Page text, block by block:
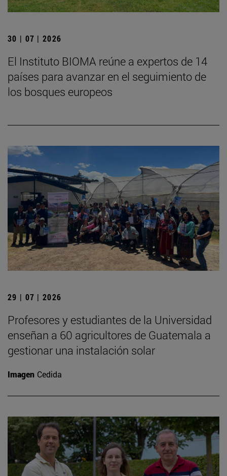
30 | 07 | 2026
El Instituto BIOMA reúne a expertos de 14
países para avanzar en el seguimiento de
los bosques europeos
29 | 07 | 2026
Profesores y estudiantes de la Universidad
enseñan a 60 agricultores de Guatemala a
gestionar una instalación solar
Imagen Cedida